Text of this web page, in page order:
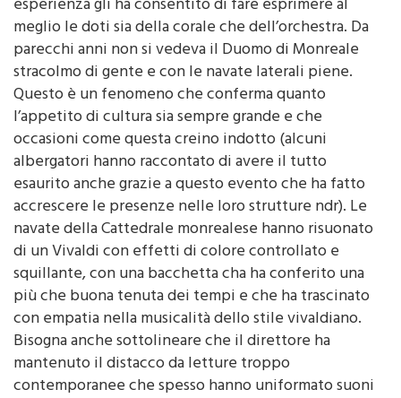
parecchi anni non si vedeva il Duomo di Monreale
stracolmo di gente e con le navate laterali piene.
Questo è un fenomeno che conferma quanto
l’appetito di cultura sia sempre grande e che
occasioni come questa creino indotto (alcuni
albergatori hanno raccontato di avere il tutto
esaurito anche grazie a questo evento che ha fatto
accrescere le presenze nelle loro strutture ndr). Le
navate della Cattedrale monrealese hanno risuonato
di un Vivaldi con effetti di colore controllato e
squillante, con una bacchetta cha ha conferito una
più che buona tenuta dei tempi e che ha trascinato
con empatia nella musicalità dello stile vivaldiano.
Bisogna anche sottolineare che il direttore ha
mantenuto il distacco da letture troppo
contemporanee che spesso hanno uniformato suoni
e tempi. Nel Magnificat in re maggiore di J. S. Bach